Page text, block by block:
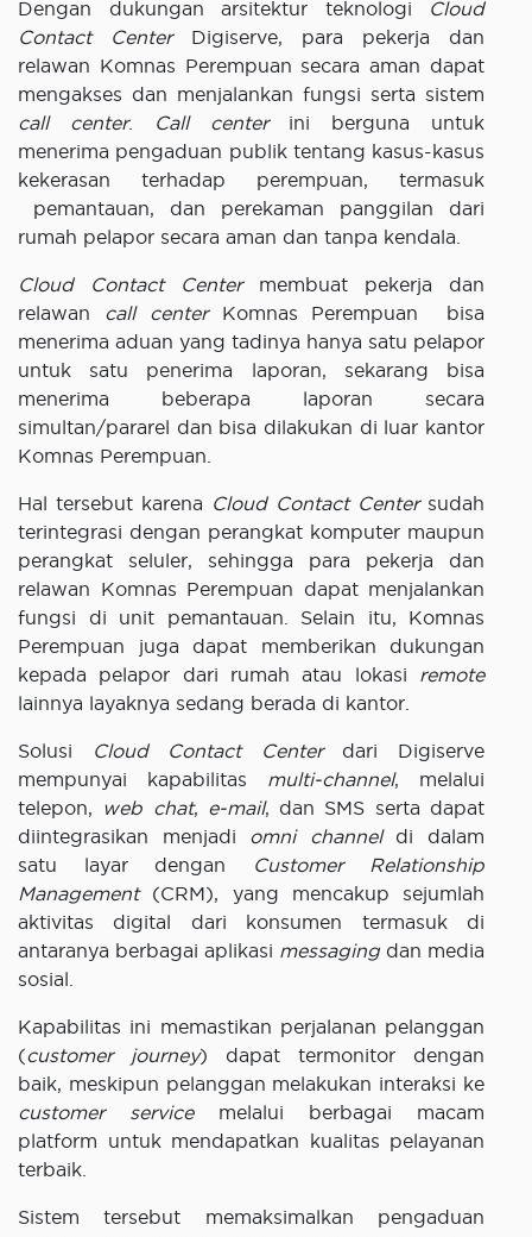
Dengan dukungan arsitektur teknologi
Cloud
Contact CenterDigiserve, para pekerja dan
relawan Komnas Perempuan secara aman dapat
mengakses dan menjalankan fungsi serta sistem
call center. Call center ini berguna untuk
menerima pengaduan publik tentang kasus-kasus
kekerasan terhadap perempuan, termasuk
pemantauan, dan perekaman panggilan dari
rumah pelapor secara aman dan tanpa kendala.
Cloud Contact Centermembuat pekerja dan
relawan call centerKomnas Perempuan bisa
menerima aduan yang tadinya hanya satu pelapor
untuk satu penerima laporan, sekarang bisa
menerima beberapa laporan secara
simultan/pararel dan bisa dilakukan di luar kantor
Komnas Perempuan.
Hal tersebut karena Cloud Contact Centersudah
terintegrasi dengan perangkat komputer maupun
perangkat seluler, sehingga para pekerja dan
relawan Komnas Perempuan dapat menjalankan
fungsi di unit pemantauan. Selain itu, Komnas
Perempuan juga dapat memberikan dukungan
kepada pelapor dari rumah atau lokasi remote
lainnya layaknya sedang berada di kantor.
Solusi Cloud Contact Centerdari Digiserve
mempunyai kapabilitas multi-channel, melalui
telepon, web chat, e-mail, dan SMS serta dapat
diintegrasikan menjadi omni channeldi dalam
satu layar dengan
Customer Relationship
Management(CRM), yang mencakup sejumlah
aktivitas digital dari konsumen termasuk di
antaranya berbagai aplikasi messagingdan media
sosial.
Kapabilitas ini memastikan perjalanan pelanggan
(customer journey) dapat termonitor dengan
baik, meskipun pelanggan melakukan interaksi ke
customer servicemelalui berbagai macam
platform untuk mendapatkan kualitas pelayanan
terbaik.
Sistem tersebut memaksimalkan pengaduan